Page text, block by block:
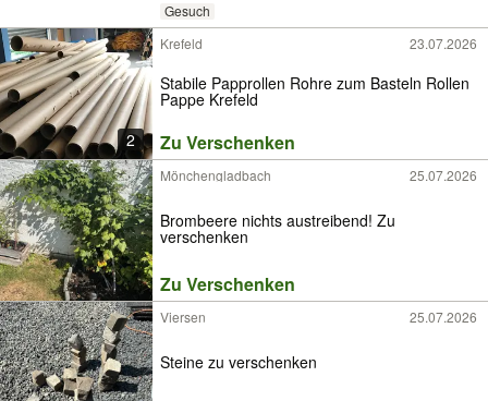
Gesuch
2
Krefeld 23.07.2026
Stabile Papprollen Rohre zum Basteln Rollen
Pappe Krefeld
Zu Verschenken
Mönchengladbach 25.07.2026
Brombeere nichts austreibend! Zu
verschenken
Zu Verschenken
Viersen 25.07.2026
Steine zu verschenken